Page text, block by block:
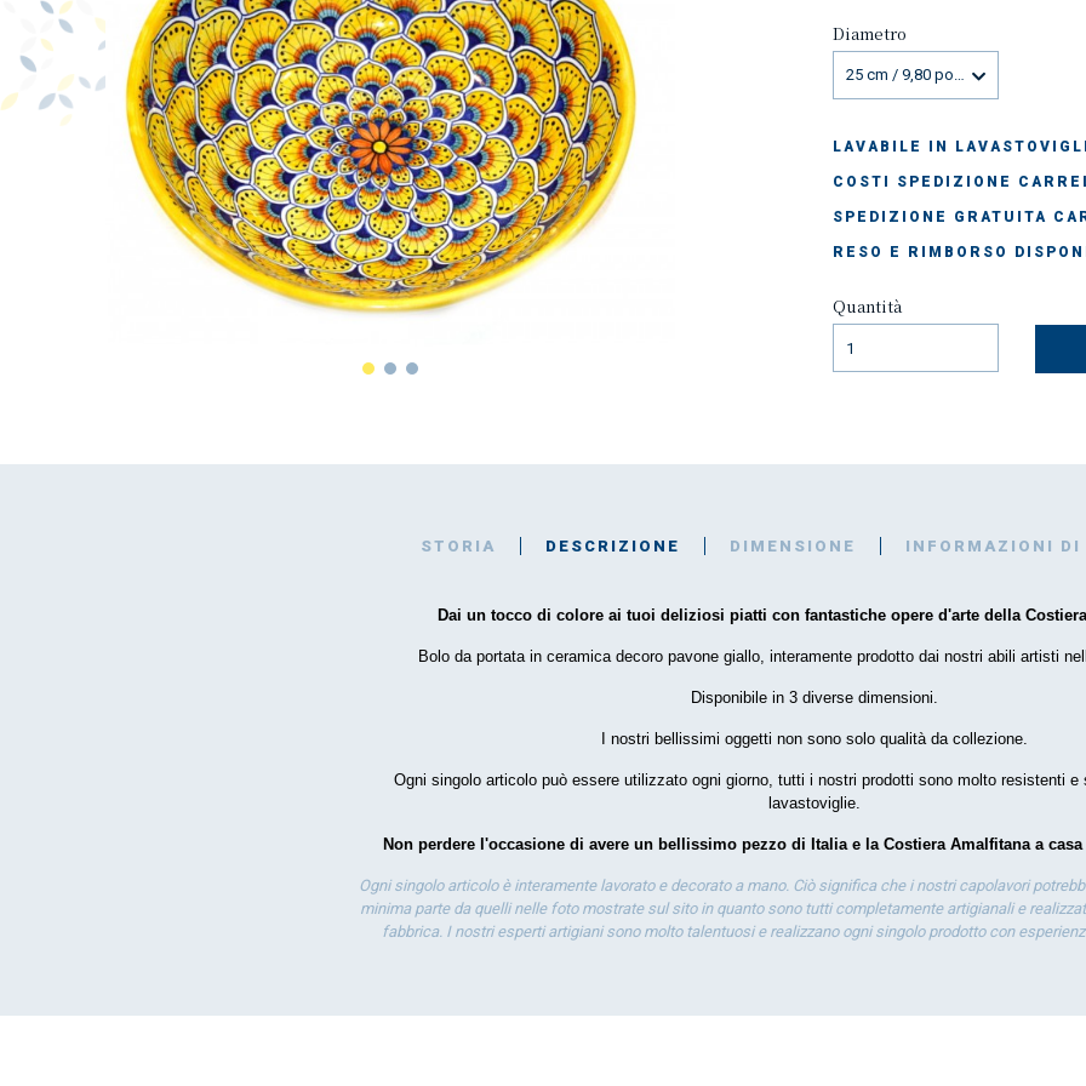
Diametro
25 cm / 9,80 pollici
LAVABILE IN
COSTI SPEDIZIONE
SPEDIZIONE GRATUITA
RESO E RIMBORSO
Quantità
STORIA DESCRIZIONE DIMENSIONE INFORMAZIONI DI
Dai un tocco di colore ai tuoi deliziosi piatti con fantastiche opere d'arte della
Bolo da portata in ceramica decoro pavone giallo, interamente prodotto dai nostri abili artisti
Disponibile in 3 diverse dimensioni.
I nostri bellissimi oggetti non sono solo qualità da collezione.
Ogni singolo articolo può essere utilizzato ogni giorno, tutti i nostri prodotti sono molto resistenti e
lavastoviglie.
Non perdere l'occasione di avere un bellissimo pezzo di Italia e la Costiera Amalfitana a
Ogni singolo articolo è interamente lavorato e decorato a mano. Ciò significa che i nostri capolavori
minima parte da quelli nelle foto mostrate sul sito in quanto sono tutti completamente artigianali e
fabbrica. I nostri esperti artigiani sono molto talentuosi e realizzano ogni singolo prodotto con